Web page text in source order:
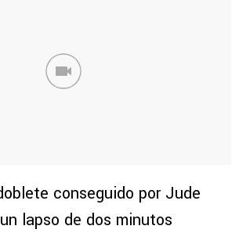
conseguido por Jude
lapso de dos minutos